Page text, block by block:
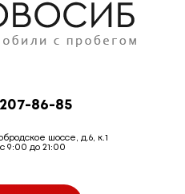
86-85
шоссе, д.6, к.1
9:00 до 21:00